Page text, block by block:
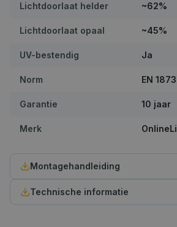
Lichtdoorlaat helder ~62%
Lichtdoorlaat opaal ~45%
UV-bestendig Ja
Norm EN 1873
Garantie 10 jaar
Merk
Montagehandleiding
Technische informatie